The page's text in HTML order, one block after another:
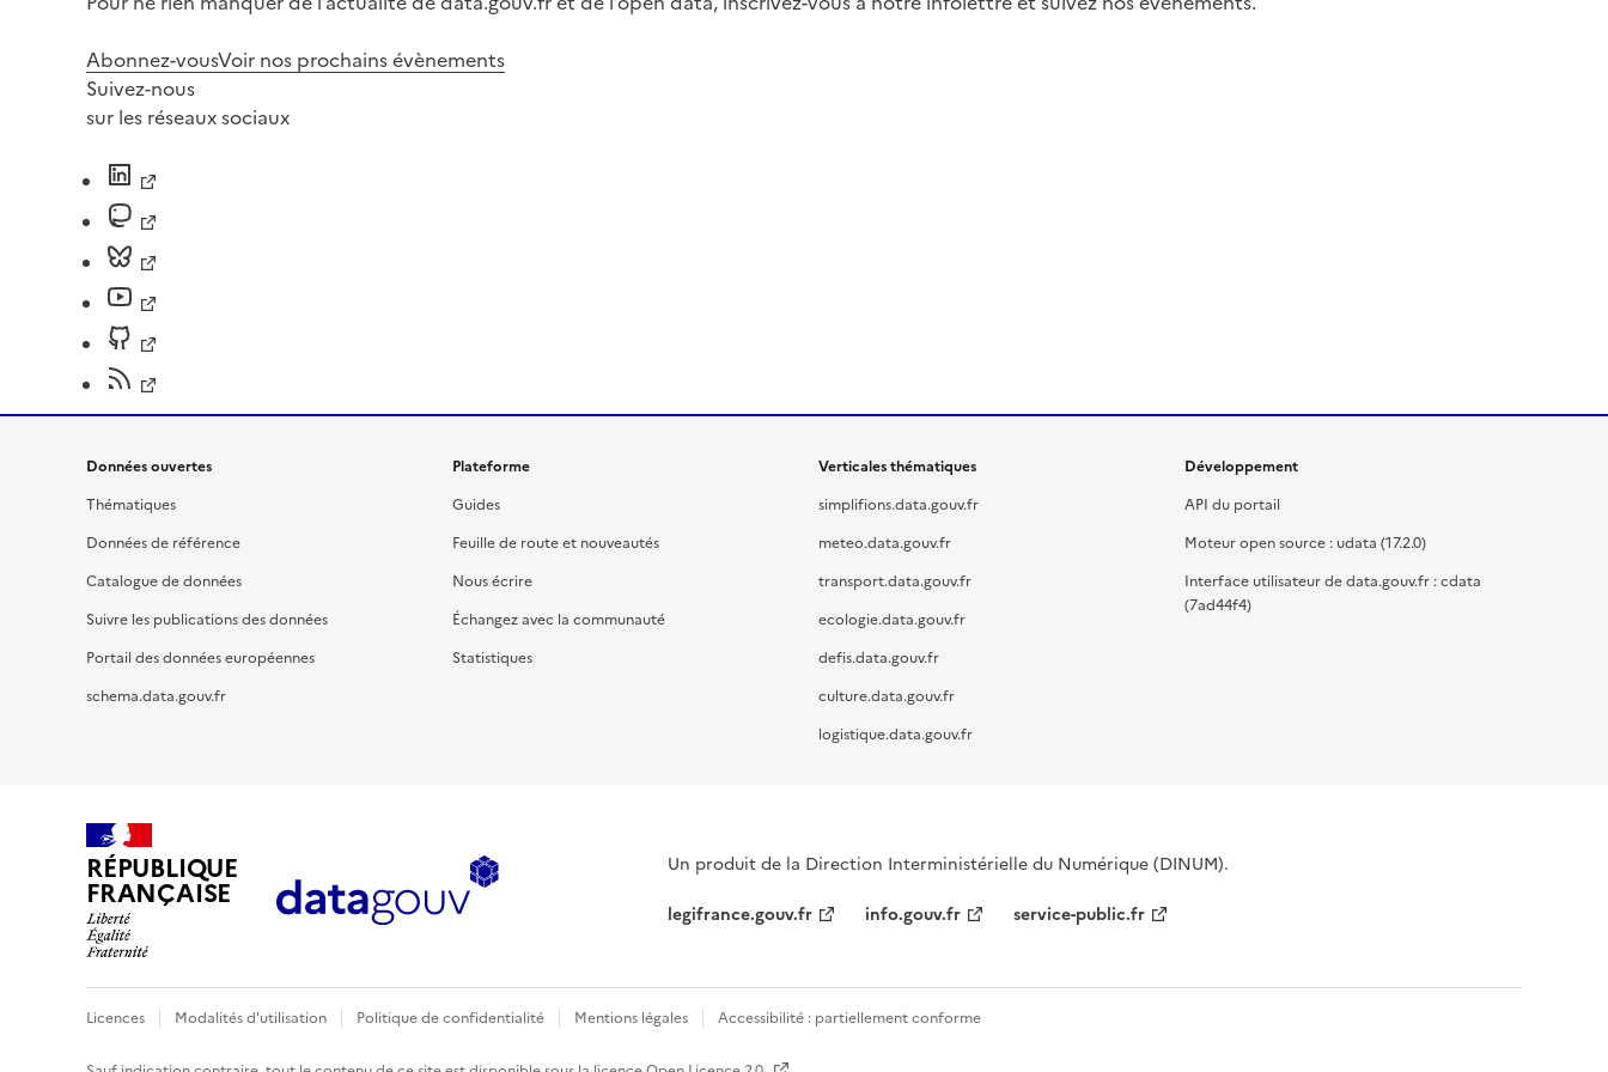
Abonnez-vousVoir nos prochains évènements
Suivez-nous
sur les réseaux sociaux
Données ouvertes
Thématiques
Données de référence
Catalogue de données
Suivre les publications des données
Portail des données européennes
schema.data.gouv.fr
Plateforme
Guides
Feuille de route et nouveautés
Nous écrire
Échangez avec la communauté
Statistiques
Verticales thématiques
simplifions.data.gouv.fr
meteo.data.gouv.fr
transport.data.gouv.fr
ecologie.data.gouv.fr
defis.data.gouv.fr
culture.data.gouv.fr
logistique.data.gouv.fr
Développement
API du portail
Moteur open source : udata (17.2.0)
Interface utilisateur de data.gouv.fr : cdata
(7ad44f4)
RÉPUBLIQUE
FRANÇAISE
Un produit de la Direction Interministérielle du Numérique (DINUM).
legifrance.gouv.fr
info.gouv.fr service-public.fr
Licences Modalités d'utilisation Politique de confidentialité Mentions légales Accessibilité : partiellement conforme